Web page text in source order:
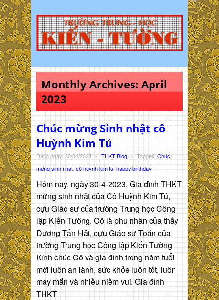
Monthly Archives: April
2023
Chúc mừng Sinh nhật cô
Huỳnh Kim Tú
Đăng ngày: 30/04/2023 - THKT Blog - Tagged: Chúc
mừng sinh nhật cô huỳnh kim tú happy birthday
Hôm nay, ngày 30-4-2023, Gia đình THKT
mừng sinh nhật của Cô Huỳnh Kim Tú,
cựu Giáo sư của trường Trung học Công
lập Kiến Tường. Cô là phu nhân của thầy
Dương Tấn Hải, cựu Giáo sư Toán của
trường Trung học Công lập Kiến Tường
Kính chúc Cô và gia đình trong năm tuổi
mới luôn an lành, sức khỏe luôn tốt, luôn
may mắn và nhiều niềm vui. Gia đình
THKT